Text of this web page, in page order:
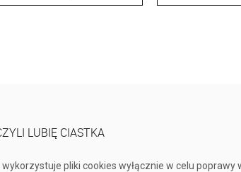
LUBIĘ CIASTKA
pliki cookies wyłącznie w celu poprawy